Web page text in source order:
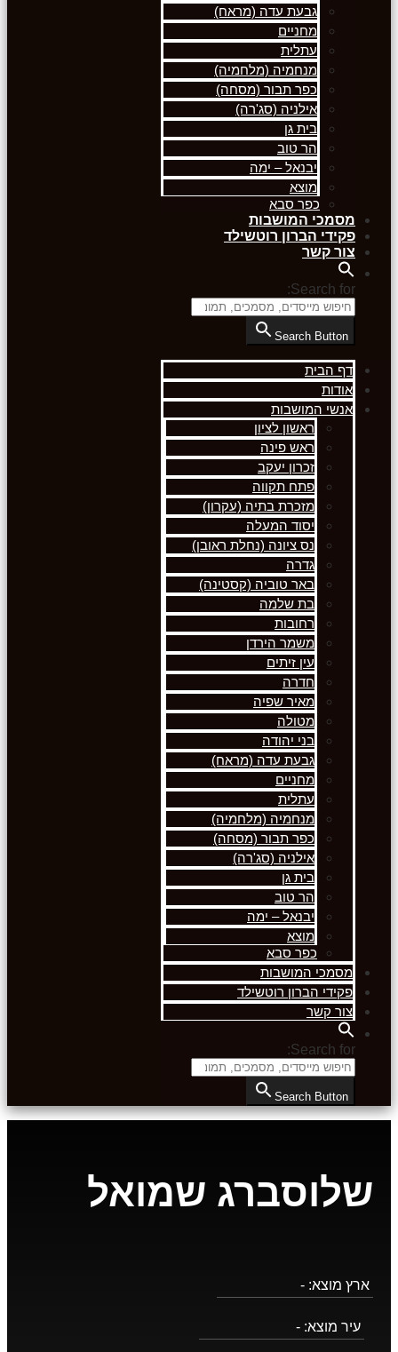
גבעת עדה (מראח)
מחניים
עתלית
מנחמיה (מלחמיה)
כפר תבור (מסחה)
אילניה (סג'רה)
בית גן
הר טוב
יבנאל – ימה
מוצא
כפר סבא
מסמכי המושבות
פקידי הברון רוטשילד
צור קשר
Search for:
Search Button
דף הבית
אודות
אנשי המושבות
ראשון לציון
ראש פינה
זכרון יעקב
פתח תקווה
מזכרת בתיה (עקרון)
יסוד המעלה
נס ציונה (נחלת ראובן)
גדרה
באר טוביה (קסטינה)
בת שלמה
רחובות
משמר הירדן
עין זיתים
חדרה
מאיר שפיה
מטולה
בני יהודה
גבעת עדה (מראח)
מחניים
עתלית
מנחמיה (מלחמיה)
כפר תבור (מסחה)
אילניה (סג'רה)
בית גן
הר טוב
יבנאל – ימה
מוצא
כפר סבא
מסמכי המושבות
פקידי הברון רוטשילד
צור קשר
Search for:
Search Button
שלוסברג שמואל
ארץ מוצא: -
עיר מוצא: -